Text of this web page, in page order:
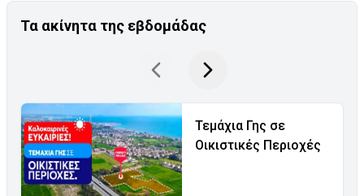
Τα ακίνητα της εβδομάδας
Τεμάχια Γης σε
Οικιστικές Περιοχές